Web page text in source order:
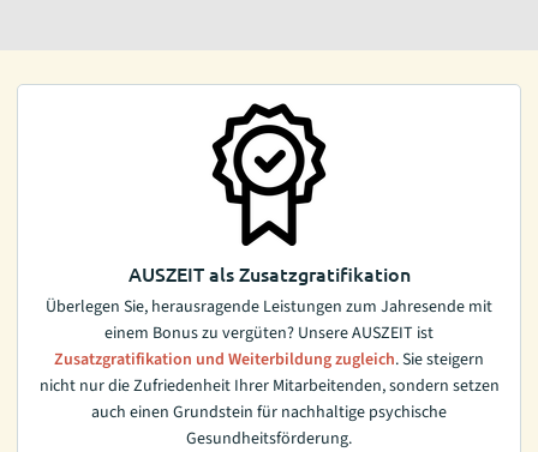
AUSZEIT als Zusatzgratifikation
Überlegen Sie, herausragende Leistungen zum Jahresende mit
einem Bonus zu vergüten? Unsere AUSZEIT ist
Zusatzgratifikation und Weiterbildung zugleich. Sie steigern
nicht nur die Zufriedenheit Ihrer Mitarbeitenden, sondern setzen
auch einen Grundstein für nachhaltige psychische
Gesundheitsförderung.